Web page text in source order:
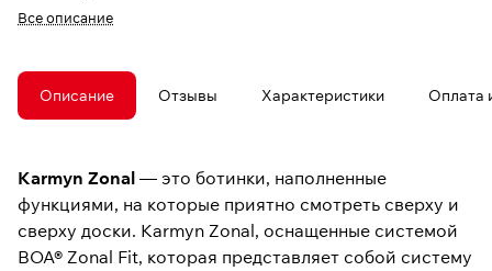
Все описание
Описание Отзывы Характеристики Оплата
Karmyn Zonal — это ботинки, наполненные
функциями, на которые приятно смотреть сверху и
сверху доски. Karmyn Zonal, оснащенные системой
BOA® Zonal Fit, которая представляет собой систему